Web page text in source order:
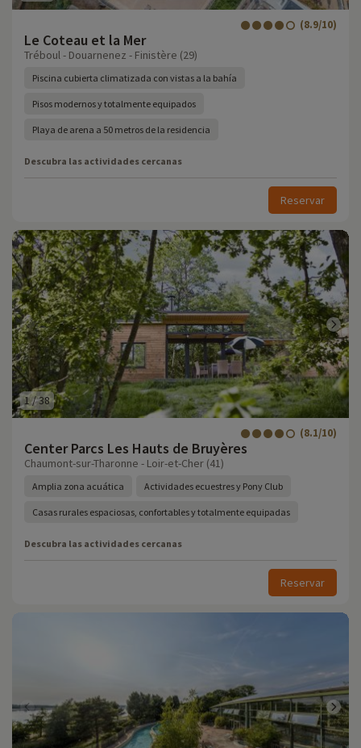
Le Coteau et la Mer
(8.9/10)
Tréboul - Douarnenez - Finistère (29)
Piscina cubierta climatizada con vistas a la bahía
Pisos modernos y totalmente equipados
Playa de arena a 50 metros de la residencia
Descubra las actividades cercanas
Reservar
1/38
Center Parcs Les Hauts de Bruyères
(8.1/10)
Chaumont-sur-Tharonne - Loir-et-Cher (41)
Amplia zona acuática Actividades ecuestres y Pony Club
Casas rurales espaciosas, confortables y totalmente equipadas
Descubra las actividades cercanas
Reservar